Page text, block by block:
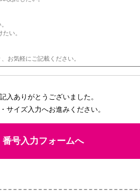
入ありがとうございました。
サイズ入力へお進みください。
番号入力フォームへ